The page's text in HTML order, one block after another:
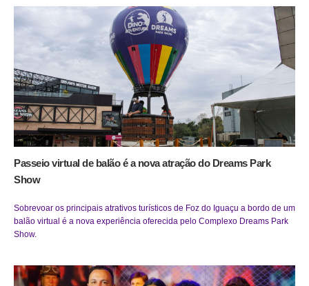
Passeio virtual de balão é a nova atração do Dreams Park
Show
Sobrevoar os principais atrativos turísticos de Foz do Iguaçu a bordo de um
balão virtual é a nova experiência oferecida pelo Complexo Dreams Park
Show.